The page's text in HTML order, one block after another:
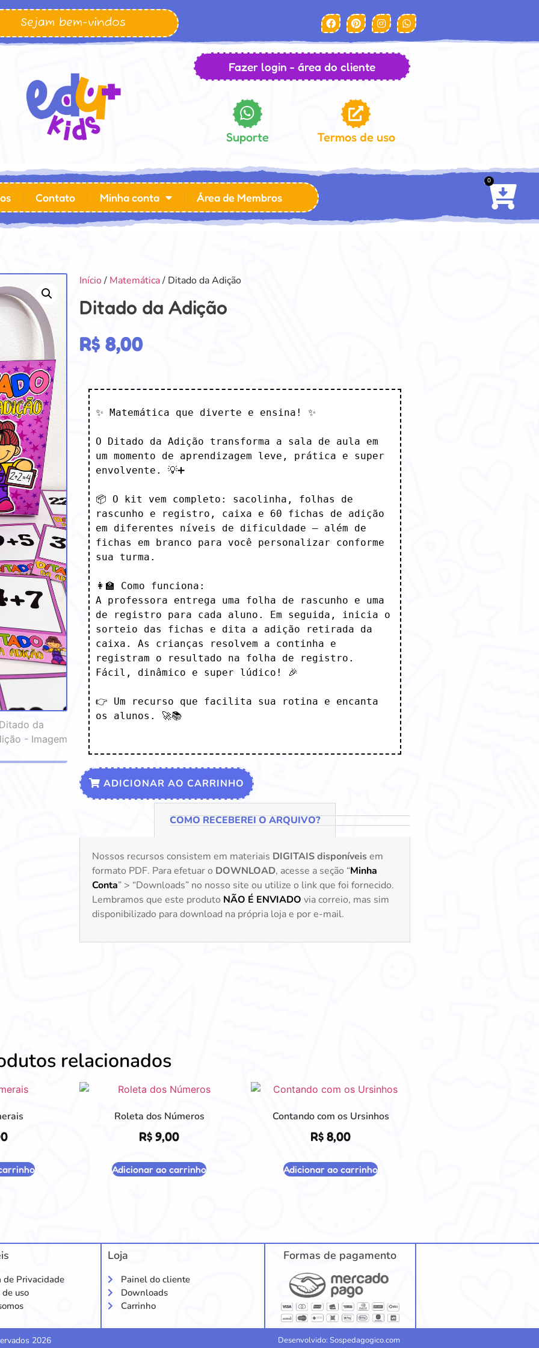
Sejam bem-vindos
Fazer login - área do cliente
Suporte Termos de uso
Contato Minha conta Área de Membros
0
Início/ Matemática/ Ditado da Adição
Ditado da Adição
R$ 8,00
✨ Matemática que diverte e ensina! ✨
O Ditado da Adição transforma a sala de aula em
um momento de aprendizagem leve, prática e super
envolvente. 💡➕
📦 O kit vem completo: sacolinha, folhas de
rascunho e registro, caixa e 60 fichas de adição
em diferentes níveis de dificuldade — além de
fichas em branco para você personalizar conforme
sua turma.
👩‍🏫 Como funciona:
A professora entrega uma folha de rascunho e uma
de registro para cada aluno. Em seguida, inicia o
sorteio das fichas e dita a adição retirada da
caixa. As crianças resolvem a continha e
registram o resultado na folha de registro.
Fácil, dinâmico e super lúdico! 🎉
👉 Um recurso que facilita sua rotina e encanta
os alunos. 🚀📚
ADICIONAR AO CARRINHO
COMO RECEBEREI O ARQUIVO?
Nossos recursos consistem em materiais DIGITAIS disponíveisem
formato PDF. Para efetuar o DOWNLOAD, acesse a seção “Minha
Conta” > “Downloads” no nosso site ou utilize o link que foi fornecido.
Lembramos que este produto NÃO É ENVIADO via correio, mas sim
disponibilizado para download na própria loja e por e-mail.
relacionados
Roleta dos Números
R$ 9,00
Adicionar ao carrinho
Contando com os Ursinhos
R$ 8,00
Adicionar ao carrinho
de Privacidade
uso
Loja
Painel do cliente
Downloads
Carrinho
Formas de pagamento
2026 Desenvolvido: Sospedagogico.com